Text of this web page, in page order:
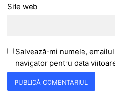
Site web
Salvează-mi numele,
navigator pentru data